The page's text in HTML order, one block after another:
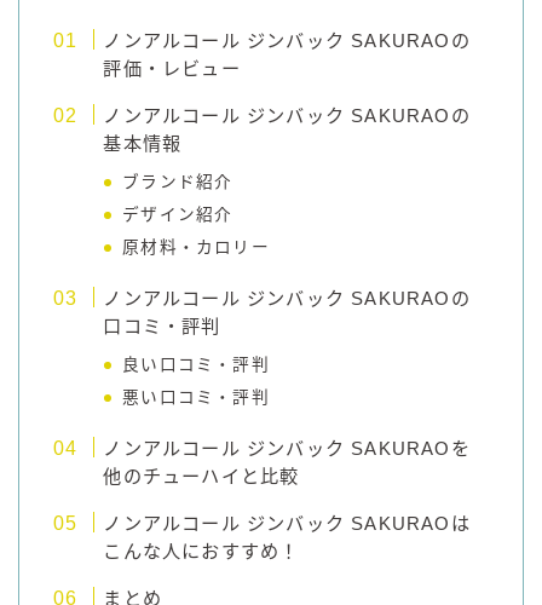
運営者情報
お問い合わせ
ノンアルコール ジンバック SAKURAOの
評価・レビュー
ノンアルコール ジンバック SAKURAOの
基本情報
ブランド紹介
デザイン紹介
原材料・カロリー
ノンアルコール ジンバック SAKURAOの
口コミ・評判
良い口コミ・評判
悪い口コミ・評判
ノンアルコール ジンバック SAKURAOを
他のチューハイと比較
ノンアルコール ジンバック SAKURAOは
こんな人におすすめ！
まとめ